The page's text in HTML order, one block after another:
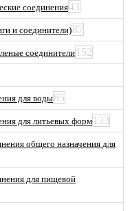
соединения43
и соединители)87
соединители152
для воды85
для литьевых форм133
общего назначения для
для пищевой